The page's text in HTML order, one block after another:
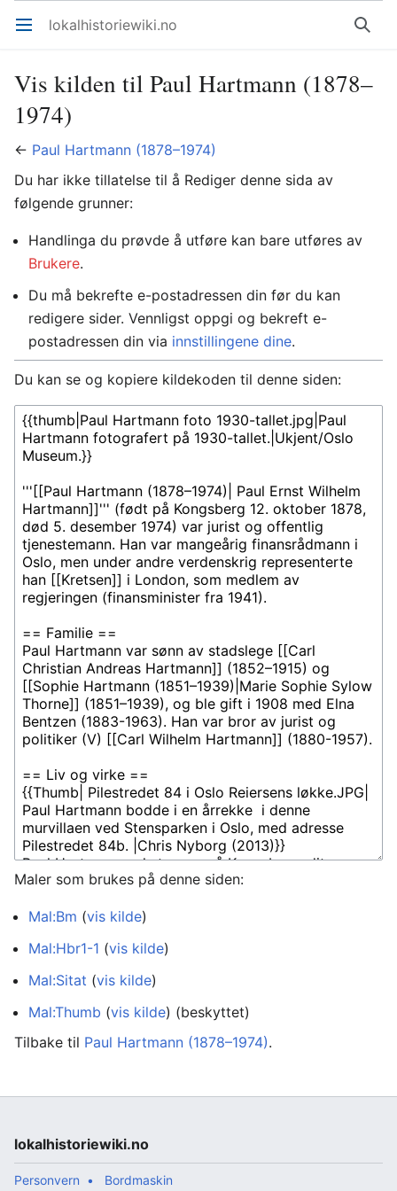
Åpne hovedmenyen lokalhistoriewiki.no Søk
Vis kilden til Paul Hartmann (1878–
1974)
← Paul Hartmann (1878–1974)
Du har ikke tillatelse til å Rediger denne sida av
følgende grunner:
Handlinga du prøvde å utføre kan bare utføres av
Brukere.
Du må bekrefte e-postadressen din før du kan
redigere sider. Vennligst oppgi og bekreft e-
postadressen din via innstillingene dine.
Du kan se og kopiere kildekoden til denne siden:
Maler som brukes på denne siden:
Mal:Bm (vis kilde)
Mal:Hbr1-1 (vis kilde)
Mal:Sitat (vis kilde)
Mal:Thumb (vis kilde) (beskyttet)
Tilbake til Paul Hartmann (1878–1974).
lokalhistoriewiki.no
Personvern Bordmaskin